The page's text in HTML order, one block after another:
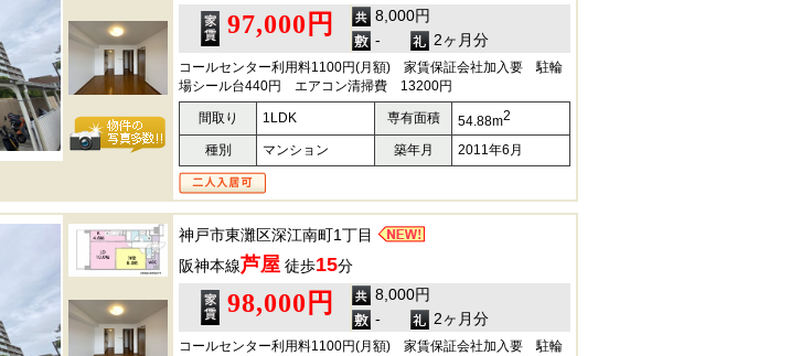
97,000円
8,000円
-
2ヶ月分
コールセンター利用料1100円(月額) 家賃保証会社加入要 駐輪
場シール台440円 エアコン清掃費 13200円
間取り 1LDK 専有面積 54.88m2
種別 マンション 築年月 2011年6月
神戸市東灘区深江南町1丁目
阪神本線芦屋 徒歩15分
98,000円
8,000円
-
2ヶ月分
コールセンター利用料1100円(月額) 家賃保証会社加入要 駐輪